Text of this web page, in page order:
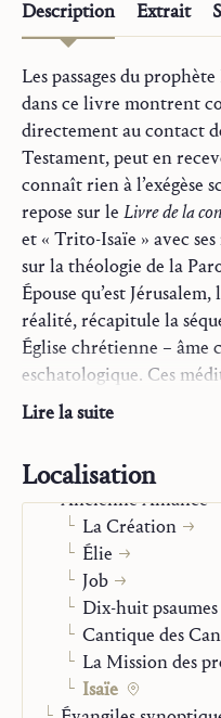
Description Extrait
Les passages du
dans ce livre montrent
directement au contact
Testament, peut en
connaît rien à l’exégèse
repose sur le Livre de la
et « Trito-Isaïe » avec
sur la théologie de la
Épouse qu’est
réalité, récapitule la
Église chrétienne – âme
eschatologique. Ces
théologie biblique des
D’après la préface de Hans Urs von
Lire la suite
Localisation
Commentaires des
Ancienne Alliance
La Création
Élie
Job
Dix-huit psaumes
Cantique des
La Mission des
Isaïe